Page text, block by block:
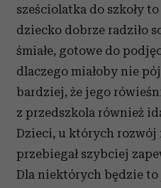
sześciolatka do szkoły
dziecko dobrze radziło
śmiałe, gotowe do
dlaczego miałoby nie
bardziej, że jego
z przedszkola również
Dzieci, u których
przebiegał szybciej
Dla niektórych będzie